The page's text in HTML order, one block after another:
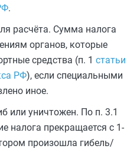
.
расчёта. Сумма налога
органов, которые
средства (п. 1 статьи
РФ), если специальными
иное.
или уничтожен. По п. 3.1
налога прекращается с 1-
произошла гибель/